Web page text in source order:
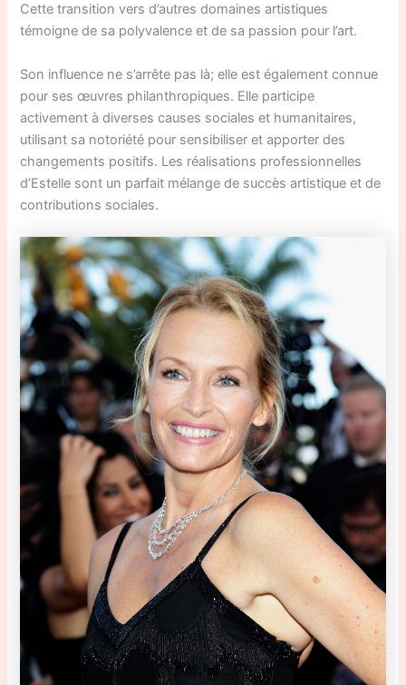
Cette transition vers d’autres domaines artistiques
témoigne de sa polyvalence et de sa passion pour l’art.
Son influence ne s’arrête pas là; elle est également connue
pour ses œuvres philanthropiques. Elle participe
activement à diverses causes sociales et humanitaires,
utilisant sa notoriété pour sensibiliser et apporter des
changements positifs. Les réalisations professionnelles
d’Estelle sont un parfait mélange de succès artistique et de
contributions sociales.